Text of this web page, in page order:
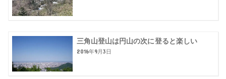
三角山登山は円山の次に登ると楽しい
2016年9月3日